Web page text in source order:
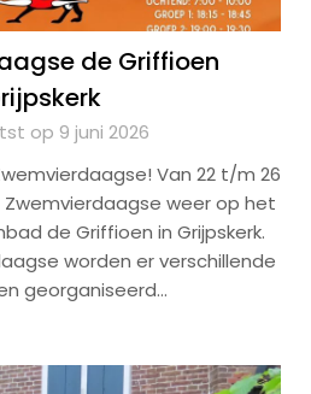
de Griffioen
op 9 juni 2026
Van 22 t/m 26
weer op het
de Griffioen in Grijpskerk.
worden er verschillende
georganiseerd…